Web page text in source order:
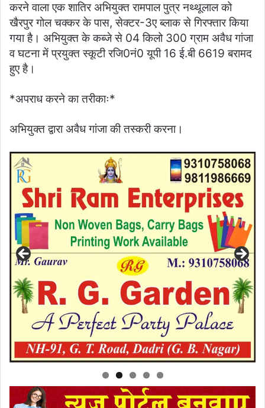
करने वाला एक शातिर अभियुक्त रामपाल पुत्र नथ्थूलाल को
खैरपुर गोल चक्कर के पास, सेक्टर-3ए ब्लाक से गिरफ्तार किया
गया है। अभियुक्त के कब्जे से 04 किलो 300 ग्राम अवैध गांजा
व घटना में प्रयुक्त स्कूटी रजि0नं0 यूपी 16 ई.बी 6619 बरामद
हुए है।
*अपराध करने का तरीकाः*
अभियुक्त द्वारा अवैध गांजा की तस्करी करना।